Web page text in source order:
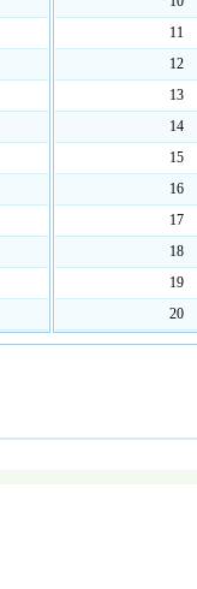
11
12
13
14
15
16
17
18
19
20